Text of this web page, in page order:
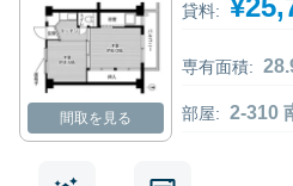
間取を見る
貸料:
専有面積:
部屋: 2-310